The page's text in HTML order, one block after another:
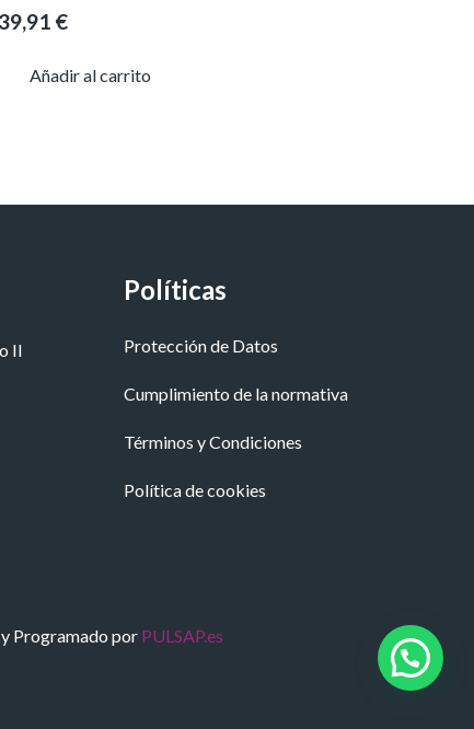
39,91 €
Añadir al carrito
II
Políticas
Protección de Datos
Cumplimiento de la normativa
Términos y Condiciones
Política de cookies
Programado por PULSAP.es